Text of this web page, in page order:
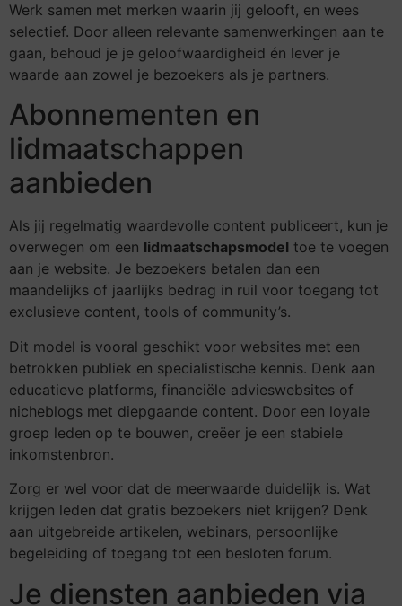
Werk samen met merken waarin jij gelooft, en wees
selectief. Door alleen relevante samenwerkingen aan te
gaan, behoud je je geloofwaardigheid én lever je
waarde aan zowel je bezoekers als je partners.
Abonnementen en
lidmaatschappen
aanbieden
Als jij regelmatig waardevolle content publiceert, kun je
overwegen om een lidmaatschapsmodel toe te voegen
aan je website. Je bezoekers betalen dan een
maandelijks of jaarlijks bedrag in ruil voor toegang tot
exclusieve content, tools of community’s.
Dit model is vooral geschikt voor websites met een
betrokken publiek en specialistische kennis. Denk aan
educatieve platforms, financiële advieswebsites of
nicheblogs met diepgaande content. Door een loyale
groep leden op te bouwen, creëer je een stabiele
inkomstenbron.
Zorg er wel voor dat de meerwaarde duidelijk is. Wat
krijgen leden dat gratis bezoekers niet krijgen? Denk
aan uitgebreide artikelen, webinars, persoonlijke
begeleiding of toegang tot een besloten forum.
Je diensten aanbieden via